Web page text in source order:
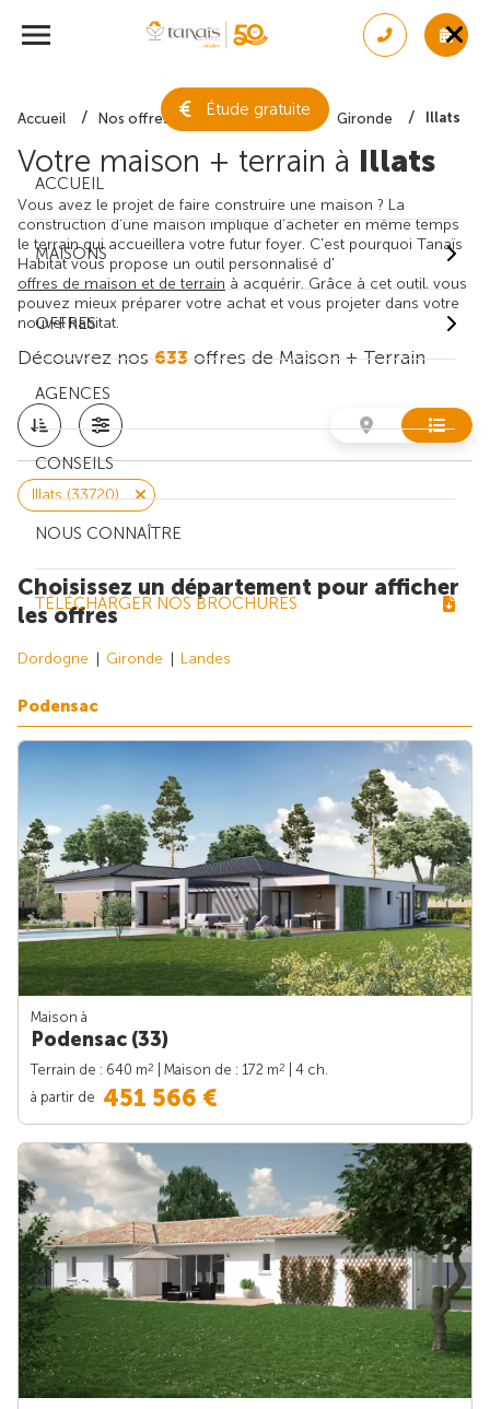
Étude gratuite
ACCUEIL
MAISONS
OFFRES
AGENCES
CONSEILS
NOUS CONNAÎTRE
TÉLÉCHARGER NOS BROCHURES
Accueil Nos offres de maison + terrain Gironde Illats
Votre maison + terrain à Illats
Vous avez le projet de faire construire une maison ? La
construction d'une maison implique d'acheter en même temps
le terrain qui accueillera votre futur foyer. C'est pourquoi Tanaïs
Habitat vous propose un outil personnalisé d'
offres de maison et de terrain à acquérir. Grâce à cet outil, vous
pouvez mieux préparer votre achat et vous projeter dans votre
nouvel habitat.
Découvrez nos633offres de Maison + Terrain
Illats (33720)
Choisissez un département pour afficher
les offres
Dordogne Gironde Landes
Podensac
Maison à
Podensac (33)
Terrain de : 640 m2 | Maison de : 172 m2
| 4 ch.
à partir de 451 566 €